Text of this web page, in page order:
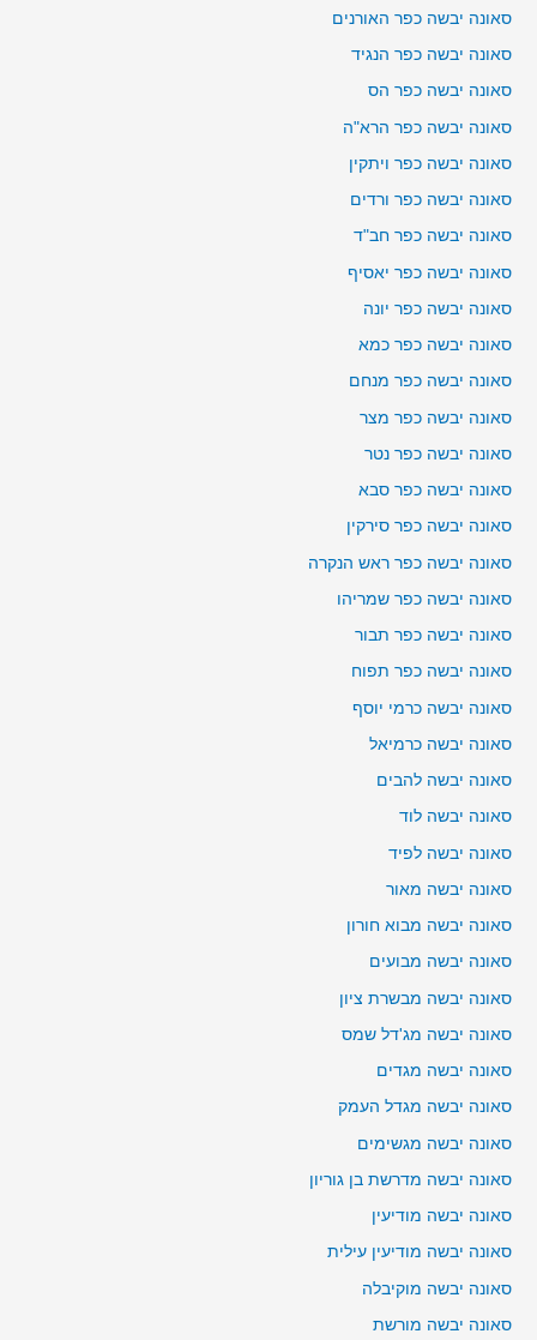
סאונה יבשה כפר האורנים
סאונה יבשה כפר הנגיד
סאונה יבשה כפר הס
סאונה יבשה כפר הרא"ה
סאונה יבשה כפר ויתקין
סאונה יבשה כפר ורדים
סאונה יבשה כפר חב"ד
סאונה יבשה כפר יאסיף
סאונה יבשה כפר יונה
סאונה יבשה כפר כמא
סאונה יבשה כפר מנחם
סאונה יבשה כפר מצר
סאונה יבשה כפר נטר
סאונה יבשה כפר סבא
סאונה יבשה כפר סירקין
סאונה יבשה כפר ראש הנקרה
סאונה יבשה כפר שמריהו
סאונה יבשה כפר תבור
סאונה יבשה כפר תפוח
סאונה יבשה כרמי יוסף
סאונה יבשה כרמיאל
סאונה יבשה להבים
סאונה יבשה לוד
סאונה יבשה לפיד
סאונה יבשה מאור
סאונה יבשה מבוא חורון
סאונה יבשה מבועים
סאונה יבשה מבשרת ציון
סאונה יבשה מג'דל שמס
סאונה יבשה מגדים
סאונה יבשה מגדל העמק
סאונה יבשה מגשימים
סאונה יבשה מדרשת בן גוריון
סאונה יבשה מודיעין
סאונה יבשה מודיעין עילית
סאונה יבשה מוקיבלה
סאונה יבשה מורשת